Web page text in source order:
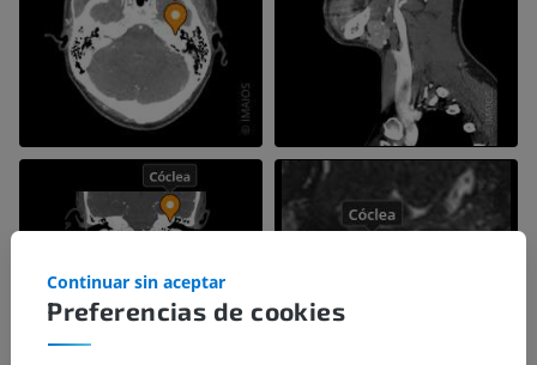
Preferencias de cookies
Continuar sin aceptar